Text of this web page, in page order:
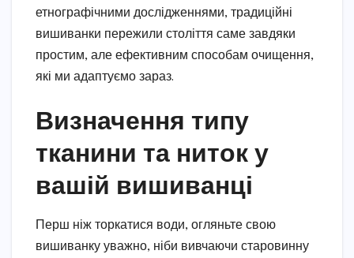
етнографічними дослідженнями, традиційні
вишиванки пережили століття саме завдяки
простим, але ефективним способам очищення,
які ми адаптуємо зараз.
Визначення типу
тканини та ниток у
вашій вишиванці
Перш ніж торкатися води, огляньте свою
вишиванку уважно, ніби вивчаючи старовинну